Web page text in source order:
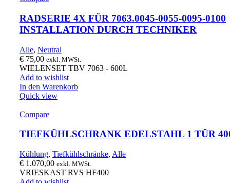
RADSERIE 4X FÜR 7063.0045-0055-0095-0100
INSTALLATION DURCH TECHNIKER
Alle, Neutral
€ 75,00 exkl. MWSt.
WIELENSET TBV 7063 - 600L
Add to wishlist
In den Warenkorb
Quick view
Compare
TIEFKÜHLSCHRANK EDELSTAHL 1 TÜR
Kühlung, Tiefkühlschränke, Alle
€ 1.070,00 exkl. MWSt.
VRIESKAST RVS HF400